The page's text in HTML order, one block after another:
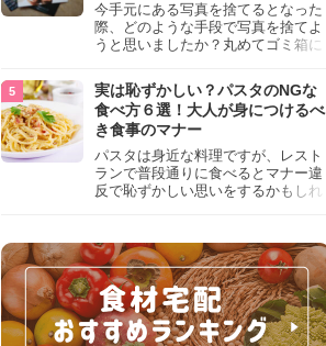
今手元にある写真を捨てるとなった
際、どのような手段で写真を捨てよ
うと思いましたか？丸めてゴミ箱に
真は個人情報が詰まっているので、
ただ丸めただけの状態で捨ててしま
うのは危険です。写真にすべきでは
ない捨て方をまとめているので、ぜ
ひチェックしておきましょう。
実は恥ずかしい？パスタのNGな
食べ方６選！大人が身につけるべ
き食事のマナー
パスタは身近な料理ですが、レスト
ランで普段通りに食べるとマナー違
反で恥ずかしい思いをするかもしれ
して、正しい食べ方を確認しましょ
う。大人の嗜みとして知っておきた
い新常識を解説します。